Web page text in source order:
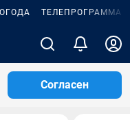
ТЕЛЕПРОГРАММА
Согласен